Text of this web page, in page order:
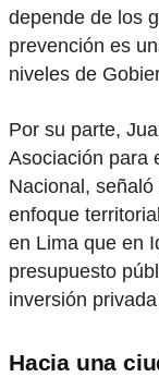
depende de los
prevención es
niveles de
Por su parte,
Asociación para
Nacional,
enfoque
en Lima que en
presupuesto
inversión
Hacia una